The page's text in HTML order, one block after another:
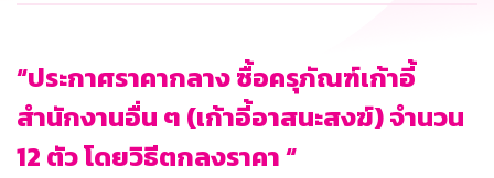
“ประกาศราคากลาง ซื้อครุภัณฑ์เก้าอี้
สำนักงานอื่น ๆ (เก้าอี้อาสนะสงฆ์) จำนวน
12 ตัว โดยวิธีตกลงราคา “